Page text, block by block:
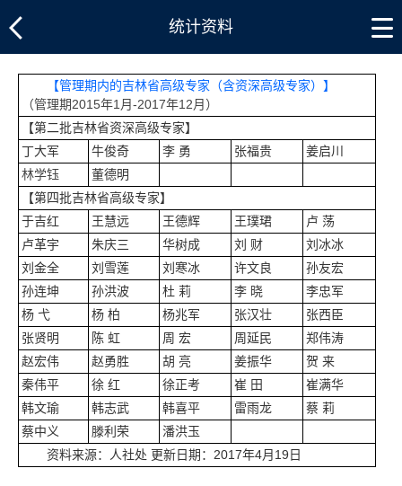
统计资料
【管理期内的吉林省高级专家（含资深高级专家）】
（管理期2015年1月-2017年12月）
【第二批吉林省资深高级专家】
丁大军
牛俊奇 李 勇 张福贵
姜启川
林学钰
董德明
【第四批吉林省高级专家】
于吉红
王慧远 王德辉 王璞珺
卢 荡
卢革宇
朱庆三 华树成 刘 财
刘冰冰
刘金全
刘雪莲 刘寒冰 许文良
孙友宏
孙连坤
孙洪波 杜 莉 李 晓
李忠军
杨 弋
杨 柏 杨兆军 张汉壮
张西臣
张贤明
陈 虹 周 宏 周延民
郑伟涛
赵宏伟
赵勇胜 胡 亮 姜振华
贺 来
秦伟平
徐 红 徐正考 崔 田
崔满华
韩文瑜
韩志武 韩喜平 雷雨龙
蔡 莉
蔡中义
滕利荣
潘洪玉
资料来源：人社处 更新日期：2017年4月19日